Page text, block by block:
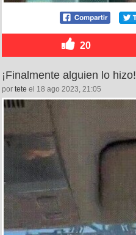
20
¡Finalmente alguien lo hizo!
por tete el 18 ago 2023, 21:05